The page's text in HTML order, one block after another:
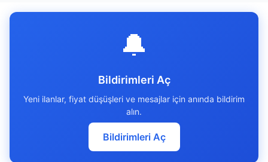
🔔
Bildirimleri Aç
Yeni ilanlar, fiyat düşüşleri ve mesajlar için anında bildirim
alın.
Bildirimleri Aç